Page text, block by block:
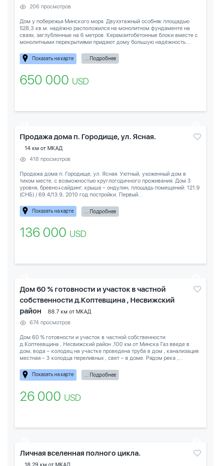
206 просмотров
Дом у побережья Минского моря. Двухэтажный особняк площадью
528,3 кв.м. надёжно расположился на монолитном фундаменте на
сваях, заглубленные на 6 метров. Керамзитобетонные блоки вместе с
монолитными перекрытиями придают дому большую надёжность....
Показать на карте ... Подробнее
650 000 USD
Продажа дома п. Городище, ул. Ясная.
14 км от МКАД
418 просмотров
Продажа дома п. Городище, ул. Ясная. Уютный, ухоженный дом в
тихом месте, с возможностью круглогодичного проживания. Дом 3
уровня, бревно+сайдинг, крыша – ондулин, площадь помещений: 121.9
(СНБ) / 69.4/13.9, 2010 год постройки. Первый...
Показать на карте ... Подробнее
136 000 USD
Дом 60 % готовности и участок в частной
собственности д.Коптевщина , Несвижский
район
88.7 км от МКАД
674 просмотров
Дом 60 % готовности и участок в частной собственности
д.Коптеевщина , Несвижский район ,100 км.от Минска Газ введе в
дом, вода – колодец на участке проведена труба в дом , канализация
местная – 3 колодца переливных , свет – в доме. Рядом река ,...
Показать на карте ... Подробнее
26 000 USD
Личная вселенная полного цикла.
18.29 км от МКАД